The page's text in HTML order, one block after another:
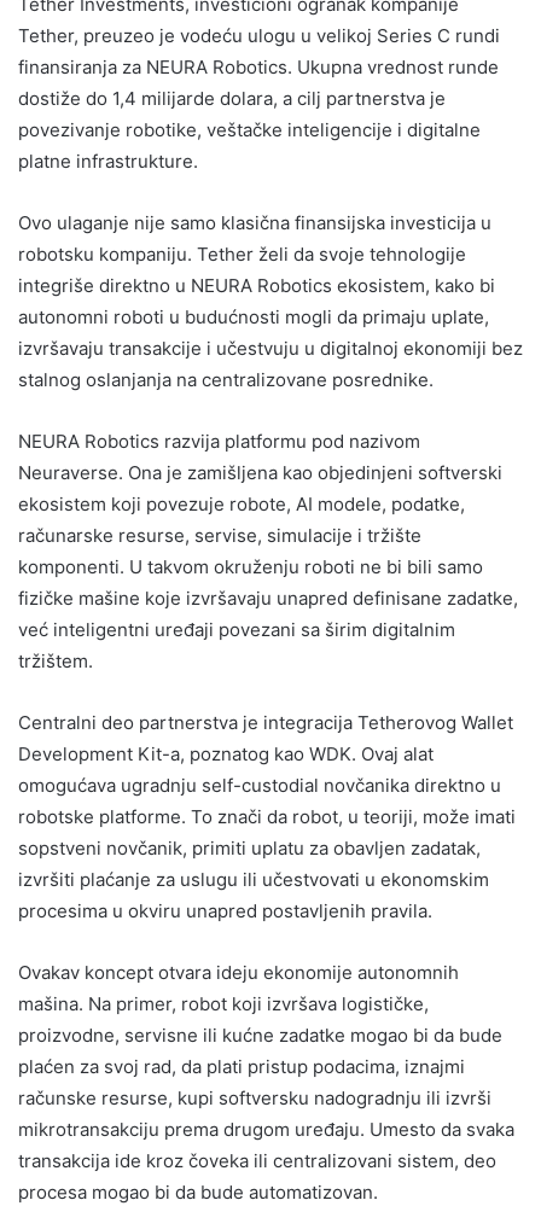
Tether, preuzeo je vodeću ulogu u velikoj Series C rundi
finansiranja za NEURA Robotics. Ukupna vrednost runde
dostiže do 1,4 milijarde dolara, a cilj partnerstva je
povezivanje robotike, veštačke inteligencije i digitalne
platne infrastrukture.
Ovo ulaganje nije samo klasična finansijska investicija u
robotsku kompaniju. Tether želi da svoje tehnologije
integriše direktno u NEURA Robotics ekosistem, kako bi
autonomni roboti u budućnosti mogli da primaju uplate,
izvršavaju transakcije i učestvuju u digitalnoj ekonomiji bez
stalnog oslanjanja na centralizovane posrednike.
NEURA Robotics razvija platformu pod nazivom
Neuraverse. Ona je zamišljena kao objedinjeni softverski
ekosistem koji povezuje robote, AI modele, podatke,
računarske resurse, servise, simulacije i tržište
komponenti. U takvom okruženju roboti ne bi bili samo
fizičke mašine koje izvršavaju unapred definisane zadatke,
već inteligentni uređaji povezani sa širim digitalnim
tržištem.
Centralni deo partnerstva je integracija Tetherovog Wallet
Development Kit-a, poznatog kao WDK. Ovaj alat
omogućava ugradnju self-custodial novčanika direktno u
robotske platforme. To znači da robot, u teoriji, može imati
sopstveni novčanik, primiti uplatu za obavljen zadatak,
izvršiti plaćanje za uslugu ili učestvovati u ekonomskim
procesima u okviru unapred postavljenih pravila.
Ovakav koncept otvara ideju ekonomije autonomnih
mašina. Na primer, robot koji izvršava logističke,
proizvodne, servisne ili kućne zadatke mogao bi da bude
plaćen za svoj rad, da plati pristup podacima, iznajmi
računske resurse, kupi softversku nadogradnju ili izvrši
mikrotransakciju prema drugom uređaju. Umesto da svaka
transakcija ide kroz čoveka ili centralizovani sistem, deo
procesa mogao bi da bude automatizovan.